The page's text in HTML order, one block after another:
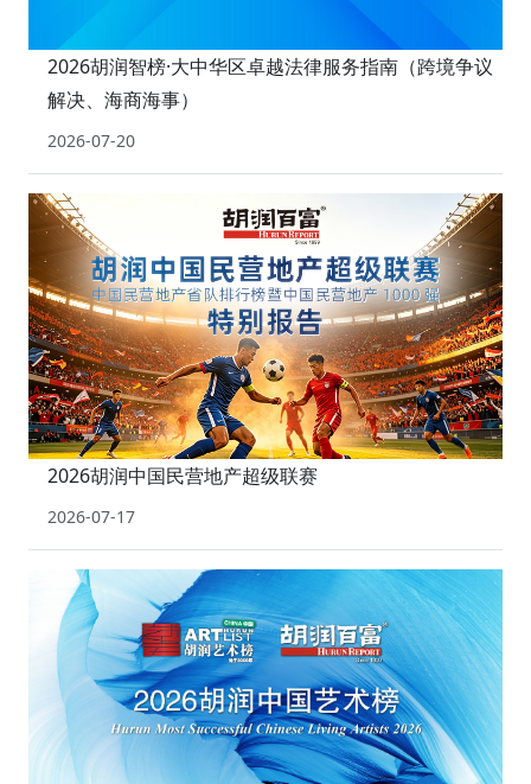
2026胡润智榜·大中华区卓越法律服务指南（跨境争议
解决、海商海事）
2026-07-20
2026胡润中国民营地产超级联赛
2026-07-17